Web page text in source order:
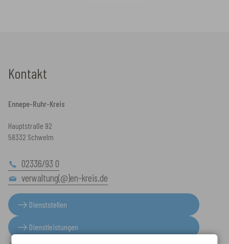
Kontakt
Ennepe-Ruhr-Kreis
Hauptstraße 92
58332 Schwelm
02336/93 0
verwaltung(@)en-kreis.de
Dienststellen
Dienstleistungen